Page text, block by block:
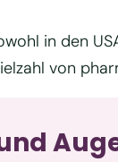
in den
von